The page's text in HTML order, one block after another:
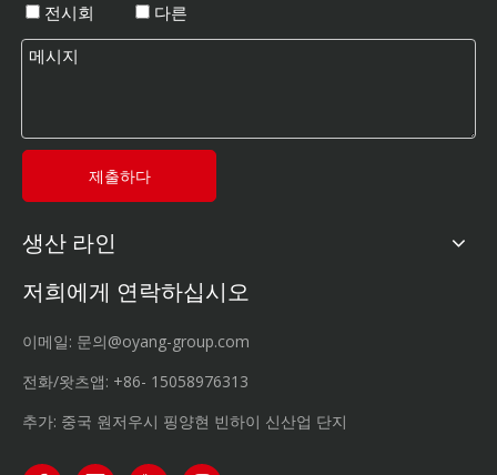
전시회
다른
제출하다
생산 라인
저희에게 연락하십시오
이메일: 문의@oyang-group.com
전화/왓츠앱: +86- 15058976313
추가: 중국 원저우시 핑양현 빈하이 신산업 단지